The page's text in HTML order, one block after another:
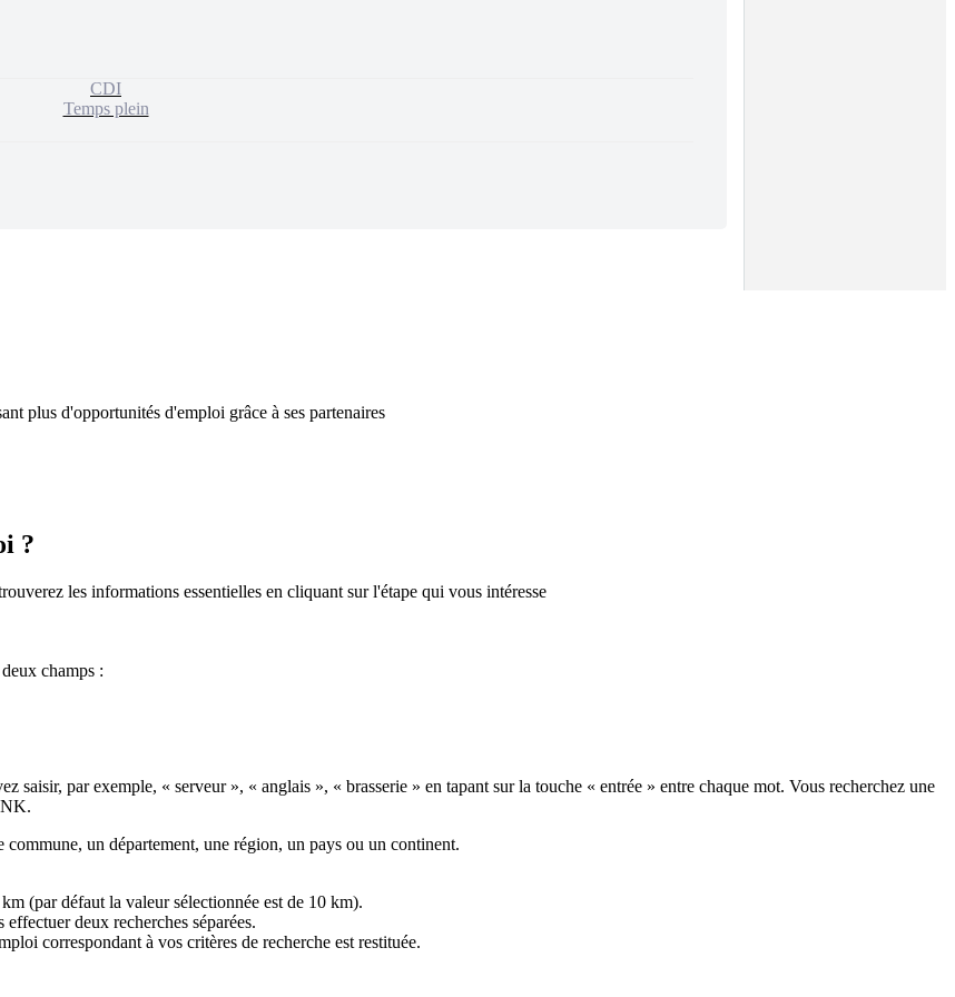
CDI
Temps plein
plus d'opportunités d'emploi grâce à ses partenaires
?
les informations essentielles en cliquant sur l'étape qui vous intéresse
champs :
saisir, par exemple, « serveur », « anglais », « brasserie » en tapant sur la touche « entrée » entre chaque mot. Vous recherchez une
un département, une région, un pays ou un continent.
(par défaut la valeur sélectionnée est de 10 km).
deux recherches séparées.
correspondant à vos critères de recherche est restituée.